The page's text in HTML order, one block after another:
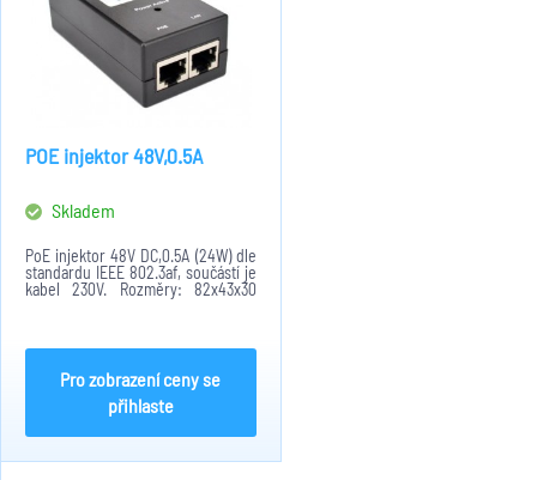
POE injektor 48V,0.5A
Skladem
PoE injektor 48V DC,0.5A (24W) dle
standardu IEEE 802.3af, součástí je
kabel 230V. Rozměry: 82x43x30
Pro zobrazení ceny se
přihlaste